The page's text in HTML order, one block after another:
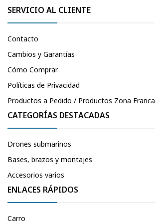
SERVICIO AL CLIENTE
Contacto
Cambios y Garantías
Cómo Comprar
Políticas de Privacidad
Productos a Pedido / Productos Zona Franca
CATEGORÍAS DESTACADAS
Drones submarinos
Bases, brazos y montajes
Accesorios varios
ENLACES RÁPIDOS
Carro